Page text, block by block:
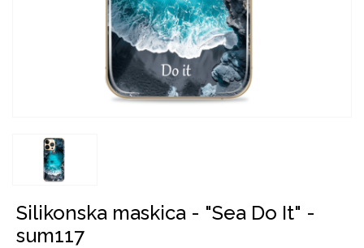
Silikonska maskica - "Sea Do It" -
sum117
Šaljivi motivi
Croatos
Samsung
Xiaomi
Sony
Držači za romobil Držači za ruku
Ostali držači
HDMI kabel
AUX kablovi
HI-FI linije